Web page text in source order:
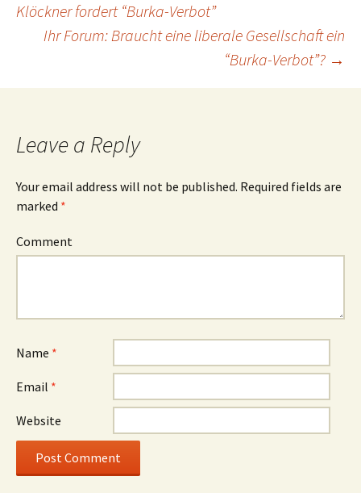
Post
navigation
Klöckner fordert “Burka-Verbot”
Ihr Forum: Braucht eine liberale Gesellschaft ein
“Burka-Verbot”? →
Leave a Reply
Your email address will not be published. Required fields are
marked *
Comment
Name *
Email *
Website